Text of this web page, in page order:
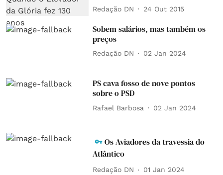
Redação DN 24 Out 2015
Sobem salários, mas também os
preços
Redação DN 02 Jan 2024
PS cava fosso de nove pontos
sobre o PSD
Rafael Barbosa 02 Jan 2024
Os Aviadores da travessia do
Atlântico
Redação DN 01 Jan 2024